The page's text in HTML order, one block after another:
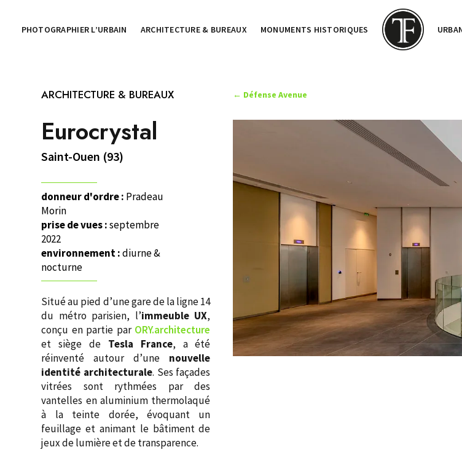
PHOTOGRAPHIER L’URBAIN ARCHITECTURE & BUREAUX MONUMENTS HISTORIQUES
ARCHITECTURE & BUREAUX ← Défense Avenue
Eurocrystal
Saint-Ouen (93)
donneur d'ordre : Pradeau
Morin
prise de vues :septembre
2022
environnement :diurne &
nocturne
Situé au pied d’une gare de la ligne 14
du métro parisien, l’immeuble UX,
conçu en partie par ORY.architecture
et siège de Tesla France, a été
réinventé autour d’une nouvelle
identité architecturale. Ses façades
vitrées sont rythmées par des
vantelles en aluminium thermolaqué
à la teinte dorée, évoquant un
feuillage et animant le bâtiment de
jeux de lumière et de transparence.